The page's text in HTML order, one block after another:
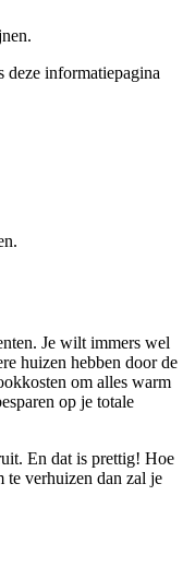
informatiepagina
Je wilt immers wel
huizen hebben door de
om alles warm
op je totale
En dat is prettig! Hoe
te verhuizen dan zal je